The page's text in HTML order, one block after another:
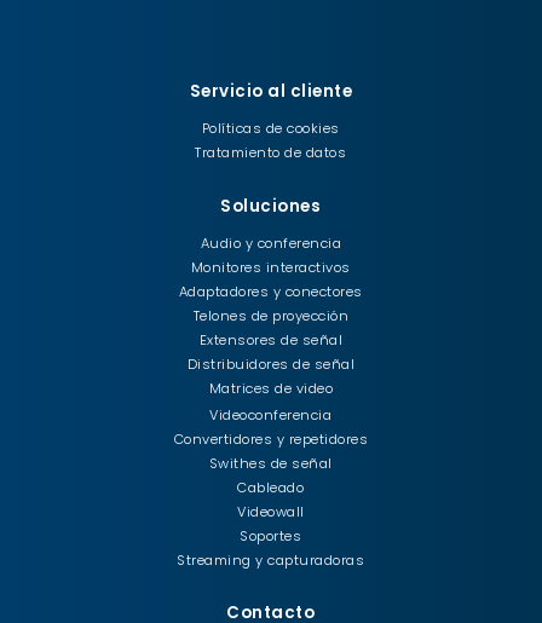
Servicio al cliente
Políticas de cookies
Tratamiento de datos
Soluciones
Audio y conferencia
Monitores interactivos
Adaptadores y conectores
Telones de proyección
Extensores de señal
Distribuidores de señal
Matrices de video
Videoconferencia
Convertidores y repetidores
Swithes de señal
Cableado
Videowall
Soportes
Streaming y capturadoras
Contacto